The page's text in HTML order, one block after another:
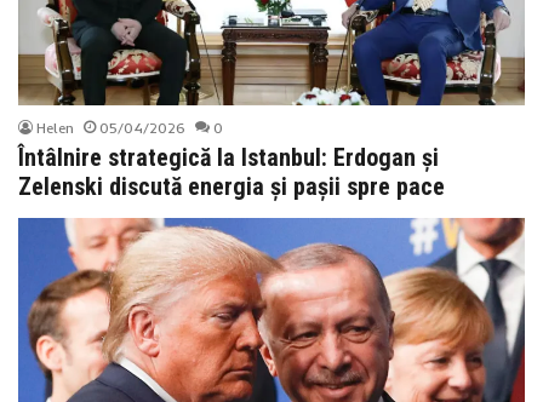
Helen 05/04/2026 0
Întâlnire strategică la Istanbul: Erdogan și
Zelenski discută energia și pașii spre pace